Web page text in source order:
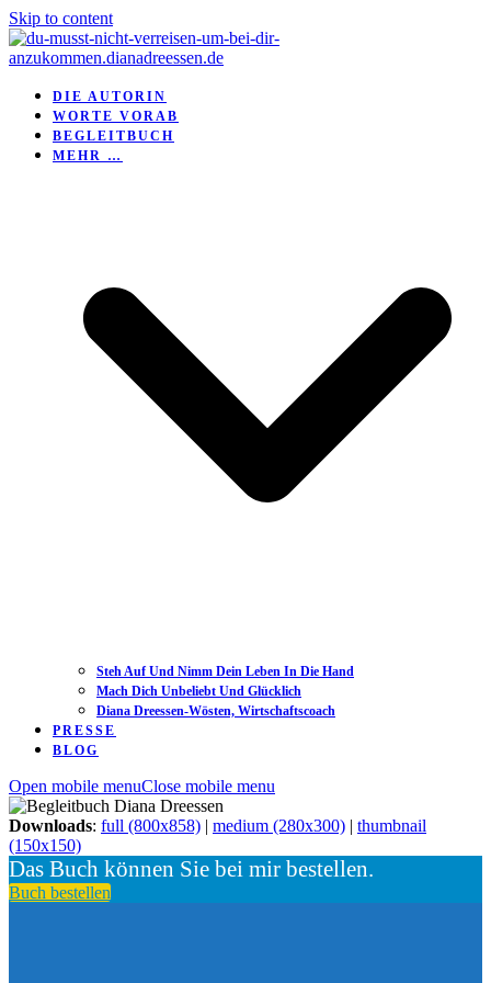
Skip to content
DIE AUTORIN
WORTE VORAB
BEGLEITBUCH
MEHR …
Steh Auf Und Nimm Dein Leben In Die Hand
Mach Dich Unbeliebt Und Glücklich
Diana Dreessen-Wösten, Wirtschaftscoach
PRESSE
BLOG
Open mobile menuClose mobile menu
Downloads: full (800x858) | medium (280x300) | thumbnail
(150x150)
Das Buch können Sie bei mir bestellen.
Buch bestellen